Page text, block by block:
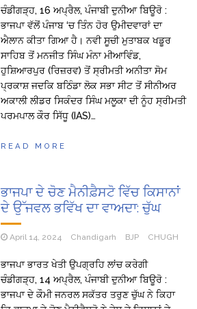
ਚੰਡੀਗੜ੍ਹ, 16 ਅਪ੍ਰੈਲ, ਪੰਜਾਬੀ ਦੁਨੀਆ ਬਿਊਰੋ :
ਭਾਜਪਾ ਵੱਲੋਂ ਪੰਜਾਬ ‘ਚ ਤਿੰਨ ਹੋਰ ਉਮੀਦਵਾਰਾਂ ਦਾ
ਐਲਾਨ ਕੀਤਾ ਗਿਆ ਹੈ। ਨਵੀ ਸੂਚੀ ਮੁਤਾਬਕ ਖਡੂਰ
ਸਾਹਿਬ ਤੋਂ ਮਨਜੀਤ ਸਿੰਘ ਮੰਨਾ ਮੀਆਵਿੰਡ,
ਹੁਸ਼ਿਆਰਪੁਰ (ਰਿਜ਼ਰਵ) ਤੋਂ ਸ੍ਰੀਮਤੀ ਅਨੀਤਾ ਸੋਮ
ਪ੍ਰਕਾਸ਼ ਜਦਕਿ ਬਠਿੰਡਾ ਲੋਕ ਸਭਾ ਸੀਟ ਤੋਂ ਸੀਨੀਅਰ
ਅਕਾਲੀ ਲੀਡਰ ਸਿਕੰਦਰ ਸਿੰਘ ਮਲੂਕਾ ਦੀ ਨੂੰਹ ਸ੍ਰੀਮਤੀ
ਪਰਮਪਾਲ ਕੌਰ ਸਿੱਧੂ (IAS)…
READ MORE
ਭਾਜਪਾ ਦੇ ਚੋਣ ਮੈਨੀਫ਼ੈਸਟੋ ਵਿੱਚ ਕਿਸਾਨਾਂ
ਦੇ ਉੱਜਵਲ ਭਵਿੱਖ ਦਾ ਵਾਅਦਾ: ਚੁੱਘ
April 14, 2024 Chandigarh BJP CHUGH
ਭਾਜਪਾ ਭਾਰਤ ਖੇਤੀ ਉਪਗ੍ਰਹਿ ਲਾਂਚ ਕਰੇਗੀ
ਚੰਡੀਗੜ੍ਹ, 14 ਅਪ੍ਰੈਲ, ਪੰਜਾਬੀ ਦੁਨੀਆ ਬਿਊਰੋ :
ਭਾਜਪਾ ਦੇ ਕੌਮੀ ਜਨਰਲ ਸਕੱਤਰ ਤਰੁਣ ਚੁੱਘ ਨੇ ਕਿਹਾ